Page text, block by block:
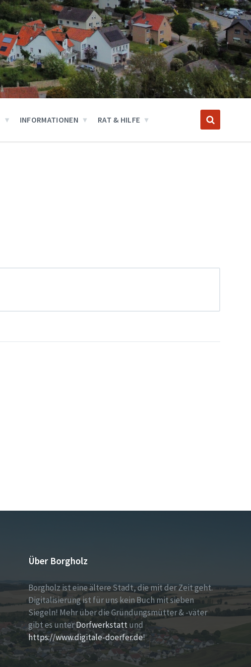
INFORMATIONEN RAT & HILFE
Über Borgholz
Borgholz ist eine ältere Stadt, die mit der Zeit geht.
Digitalisierung ist für uns kein Buch mit sieben
Siegeln! Mehr über die Gründungsmütter & -väter
gibt es unterDorfwerkstattund
https://www.digitale-doerfer.de!